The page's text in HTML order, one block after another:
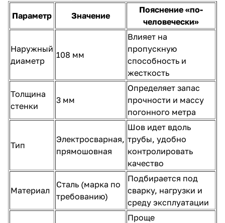
Параметр Значение
Пояснение «по-
человечески»
Наружный
диаметр
108 мм
Влияет на
пропускную
способность и
жесткость
Толщина
стенки
3 мм
Определяет запас
прочности и массу
погонного метра
Тип
Электросварная,
прямошовная
Шов идет вдоль
трубы, удобно
контролировать
качество
Материал
Сталь (марка по
требованию)
Подбирается под
сварку, нагрузки и
среду эксплуатации
Проще